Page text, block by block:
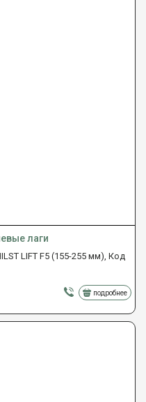
лаги
LIFT F5 (155-255 мм), Код
подробнее